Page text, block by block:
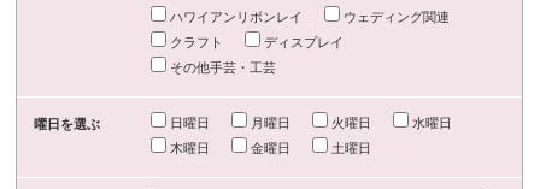
ハワイアンリボンレイ
ウェディング関連
クラフト
ディスプレイ
その他手芸・工芸
曜日を選ぶ 日曜日 月曜日 火曜日
水曜日
木曜日
金曜日 土曜日